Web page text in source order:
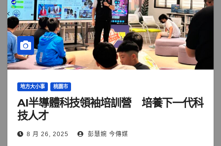
地方大小事 桃園市
AI半導體科技領袖培訓營 培養下一代科
技人才
8 月 26, 2025 彭慧婉 今傳媒